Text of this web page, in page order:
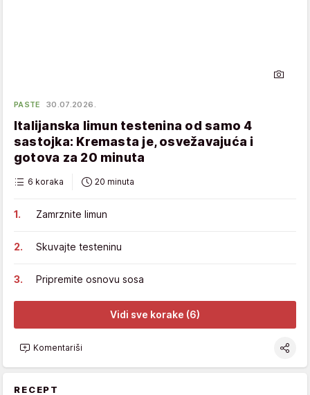
PASTE 30.07.2026.
Italijanska limun testenina od samo 4
sastojka: Kremasta je, osvežavajuća i
gotova za 20 minuta
6 koraka 20 minuta
Zamrznite limun
Skuvajte testeninu
Pripremite osnovu sosa
Vidi sve korake (6)
Komentariši
RECEPT